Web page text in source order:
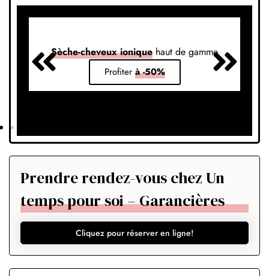
Sèche-cheveux ionique haut de gamme
Profiter à -50%
Prendre rendez-vous chez Un
temps pour soi – Garancières
Cliquez pour réserver en ligne!